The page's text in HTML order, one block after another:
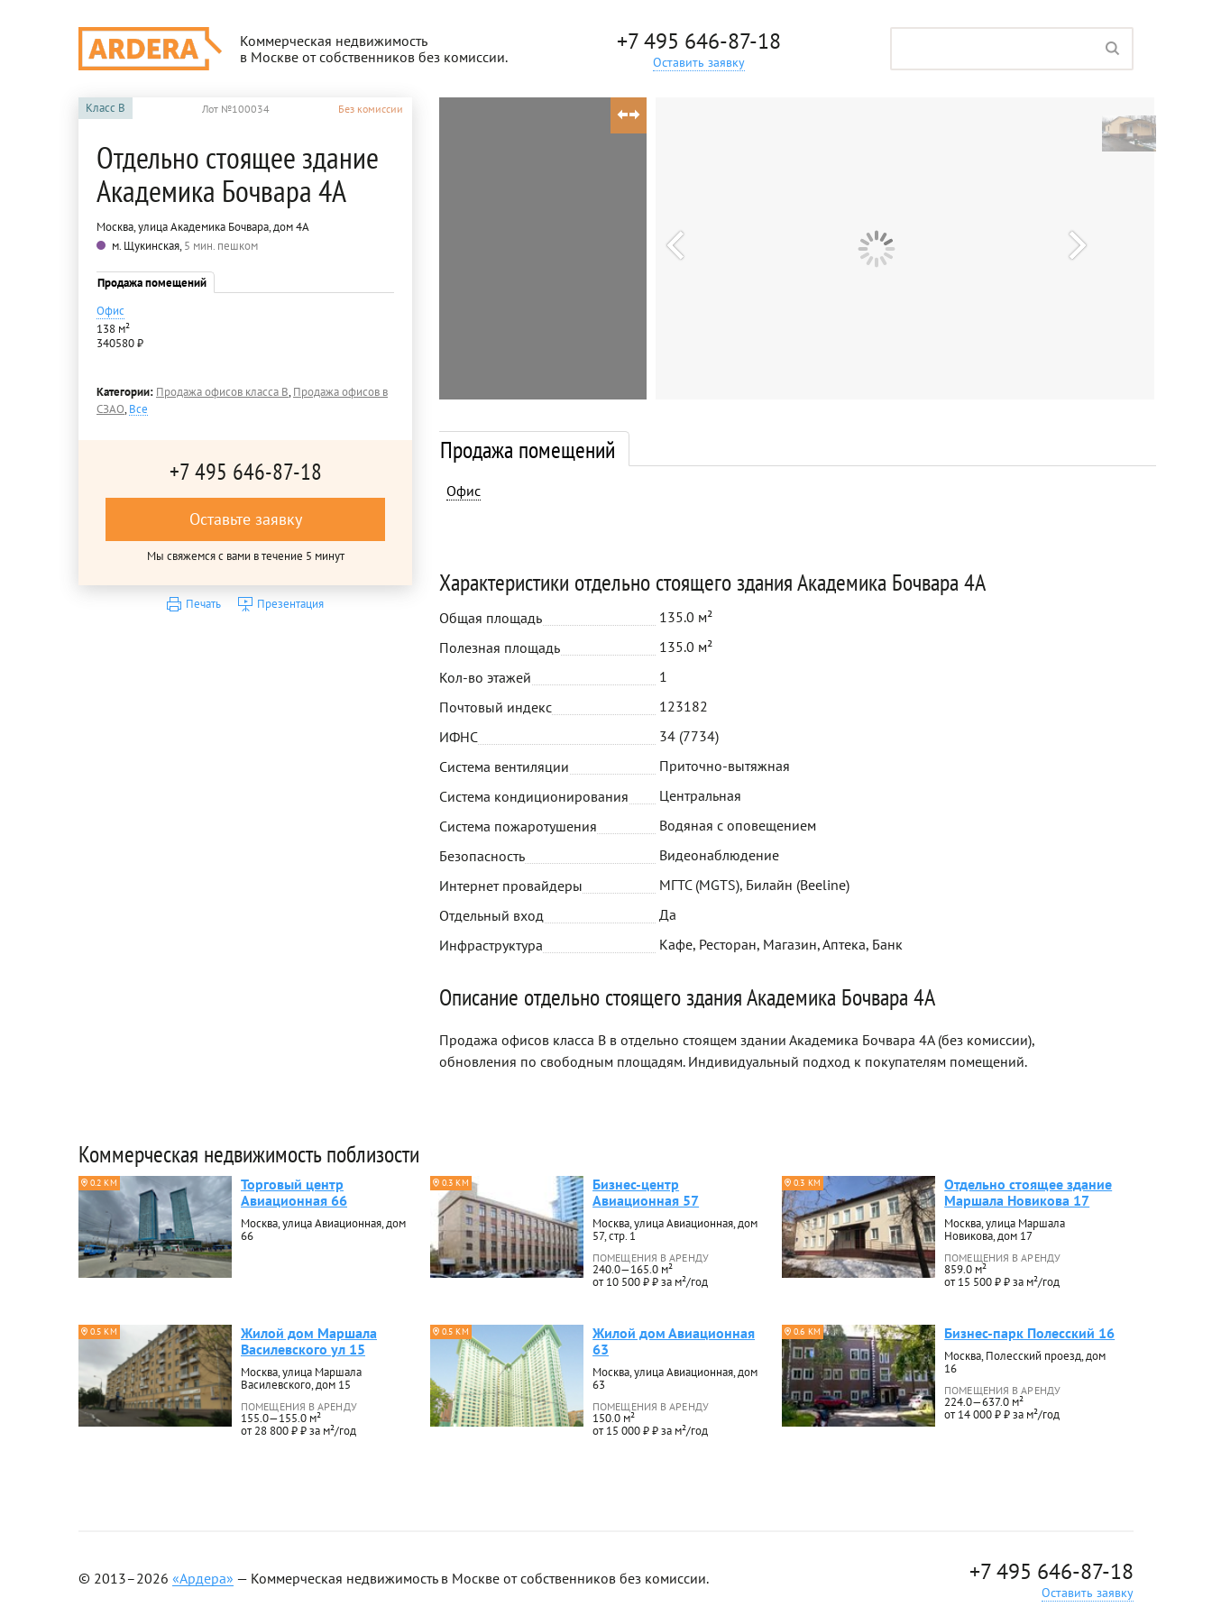
Коммерческая недвижимость
в Москве от собственников без комиссии.
+7 495 646-87-18
Оставить заявку
Класс B Лот №100034 Без комиссии
Отдельно стоящее здание
Академика Бочвара 4А
Москва, улица Академика Бочвара, дом 4А
м. Щукинская,5 мин. пешком
Продажа помещений
Офис
138 м²
340580 ₽
Категории: Продажа офисов класса B,Продажа офисов в
СЗАО,Все
+7 495 646-87-18
Оставьте заявку
Мы свяжемся с вами в течение 5 минут
Печать Презентация
Продажа помещений
Офис
Характеристики отдельно стоящего здания Академика Бочвара 4А
Общая площадь
135.0 м²
Полезная площадь
135.0 м²
Кол-во этажей
1
Почтовый индекс
123182
ИФНС
34 (7734)
Система вентиляции
Приточно-вытяжная
Система кондиционирования
Центральная
Система пожаротушения
Водяная с оповещением
Безопасность
Видеонаблюдение
Интернет провайдеры
МГТС (MGTS), Билайн (Beeline)
Отдельный вход
Да
Инфраструктура
Кафе, Ресторан, Магазин, Аптека, Банк
Описание отдельно стоящего здания Академика Бочвара 4А
Продажа офисов класса B в отдельно стоящем здании Академика Бочвара 4А (без комиссии),
обновления по свободным площадям. Индивидуальный подход к покупателям помещений.
Коммерческая недвижимость поблизости
0.2 КМ
Торговый центр
Авиационная 66
Москва, улица Авиационная, дом
66
0.3 КМ
Бизнес-центр
Авиационная 57
Москва, улица Авиационная, дом
57, стр. 1
ПОМЕЩЕНИЯ В АРЕНДУ
240.0—165.0 м²
от 10 500 ₽ ₽ за м²/год
0.3 КМ
Отдельно стоящее здание
Маршала Новикова 17
Москва, улица Маршала
Новикова, дом 17
ПОМЕЩЕНИЯ В АРЕНДУ
859.0 м²
от 15 500 ₽ ₽ за м²/год
0.5 КМ
Жилой дом Маршала
Василевского ул 15
Москва, улица Маршала
Василевского, дом 15
ПОМЕЩЕНИЯ В АРЕНДУ
155.0—155.0 м²
от 28 800 ₽ ₽ за м²/год
0.5 КМ
Жилой дом Авиационная
63
Москва, улица Авиационная, дом
63
ПОМЕЩЕНИЯ В АРЕНДУ
150.0 м²
от 15 000 ₽ ₽ за м²/год
0.6 КМ Бизнес-парк Полесский 16
Москва, Полесский проезд, дом
16
ПОМЕЩЕНИЯ В АРЕНДУ
224.0—637.0 м²
от 14 000 ₽ ₽ за м²/год
© 2013–2026 «Ардера» — Коммерческая недвижимость в Москве от собственников без комиссии. +7 495 646-87-18
Оставить заявку